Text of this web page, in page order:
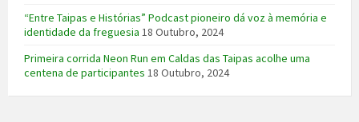
“Entre Taipas e Histórias” Podcast pioneiro dá voz à memória e
identidade da freguesia 18 Outubro, 2024
Primeira corrida Neon Run em Caldas das Taipas acolhe uma
centena de participantes 18 Outubro, 2024